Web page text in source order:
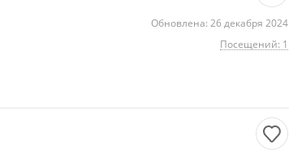
Обновлена: 26 декабря 2024
Посещений: 1